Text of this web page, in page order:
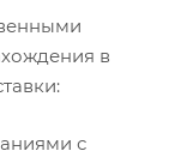
в
с